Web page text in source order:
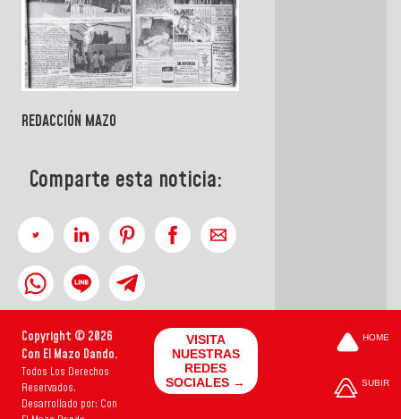
REDACCIÓN MAZO
Comparte esta noticia:
Copyright © 2026
Con El Mazo Dando.
Todos Los Derechos
Reservados.
Desarrollado por: Con
VISITA
NUESTRAS
REDES
SOCIALES →
HOME
SUBIR